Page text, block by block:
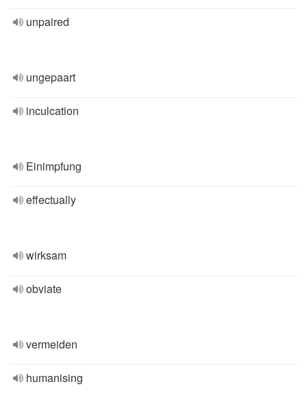
unpaired
ungepaart
inculcation
Einimpfung
effectually
wirksam
obviate
vermeiden
humanising